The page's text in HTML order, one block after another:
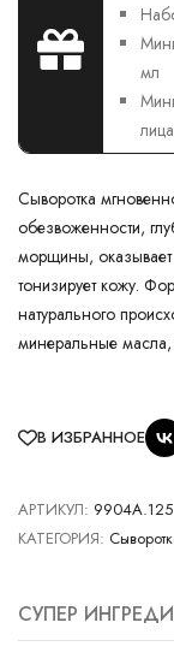
мл
Cыворотка
обезвоженности,
морщины, оказывает
тонизирует кожу.
натурального
минеральные
В ИЗБРАННОЕ
АРТИКУЛ: 9904A.125
КАТЕГОРИЯ:
СУПЕР